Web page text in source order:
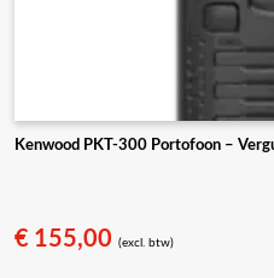
Kenwood PKT-300 Portofoon –
€ 155,00 (excl. btw)